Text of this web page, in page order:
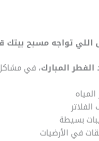
تواجه مسبح بيتك
الفطر المبارك، في
بسيطة
في الأرضيات